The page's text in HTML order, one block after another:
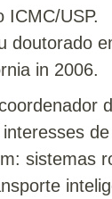
ICMC/USP.
doutorado
in 2006.
de
sistemas